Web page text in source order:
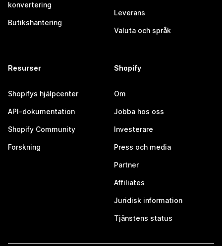
konvertering
Butikshantering
Leverans
Valuta och språk
Resurser
Shopifys hjälpcenter
API-dokumentation
Shopify Community
Forskning
Shopify
Om
Jobba hos oss
Investerare
Press och media
Partner
Affiliates
Juridisk information
Tjänstens status